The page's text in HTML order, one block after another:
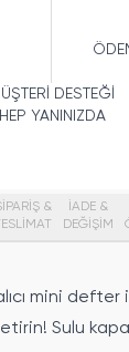
DESTEĞİ
HEP YANINIZDA
&
İADE &
DEĞİŞİM
mini
Sulu